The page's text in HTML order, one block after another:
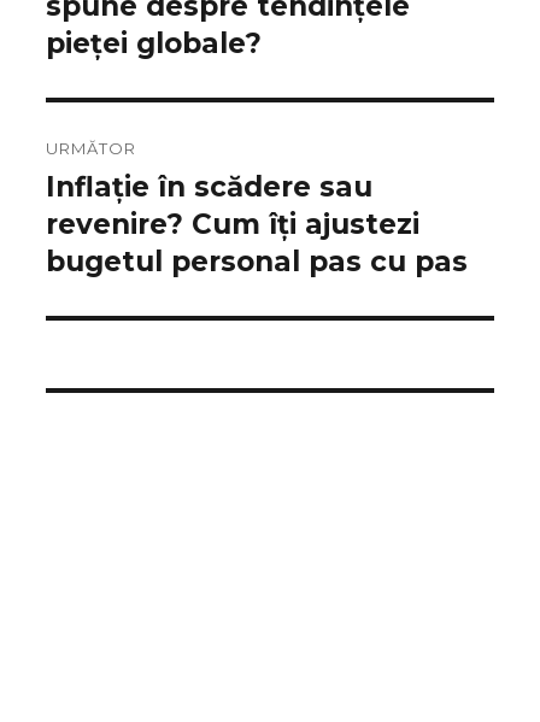
pieței globale?
URMĂTOR
Articolul
următor:
Inflație în scădere sau
revenire? Cum îți ajustezi
bugetul personal pas cu pas